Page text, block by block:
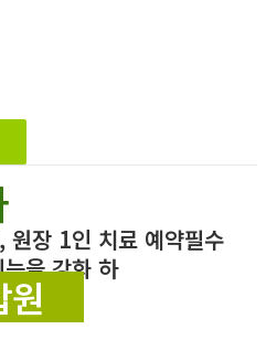
원장 1인 치료 예약필수
을 강화 하
원